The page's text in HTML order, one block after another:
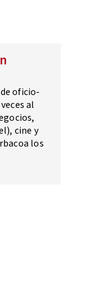
oficio-
al
cine y
los